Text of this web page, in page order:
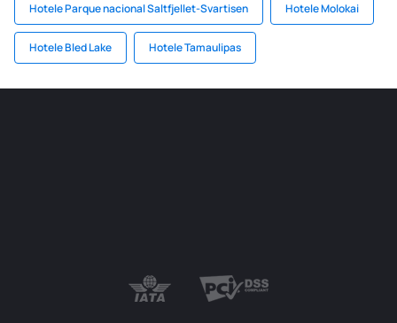
Hotele Parque nacional Saltfjellet-Svartisen Hotele Molokai
Hotele Bled Lake Hotele Tamaulipas